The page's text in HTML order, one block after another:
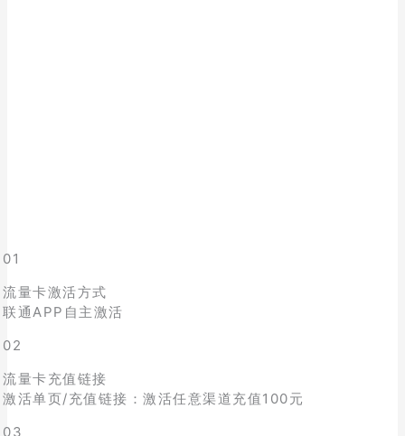
01
流量卡激活方式
联通APP自主激活
02
流量卡充值链接
激活单页/充值链接：激活任意渠道充值100元
03